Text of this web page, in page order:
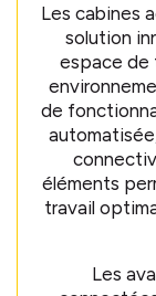
Les cabines
solution
espace de
de
éléments
travail
Les